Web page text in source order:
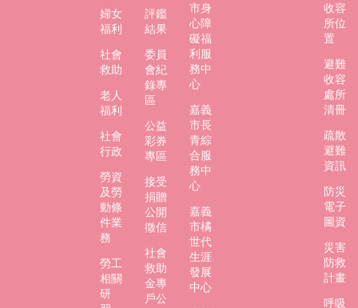
婦女
福利
社會
救助
老人
福利
社會
行政
勞資
及勞
動條
件業
務
勞工
相關
研
評鑑
結果
委員
會紀
錄專
區
公益
彩券
專區
接受
捐贈
公開
徵信
社會
救助
金專
戶公
市身
心障
礙福
利服
務中
心
嘉義
市長
青綜
合服
務中
心
嘉義
市橘
世代
生涯
發展
中心
收容
所位
置
避難
收容
處所
清冊
疏散
避難
資訊
防災
電子
圖資
災害
防救
計畫
呼吸